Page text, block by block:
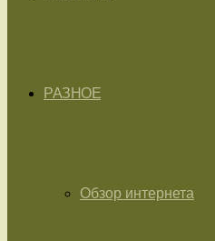
РАЗНОЕ
Обзор интернета